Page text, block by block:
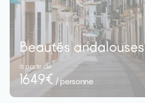
Beautés andalouses
à partir de
1649€ / personne